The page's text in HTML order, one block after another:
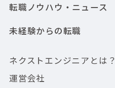
転職ノウハウ・ニュース
未経験からの転職
ネクストエンジニアとは？
運営会社